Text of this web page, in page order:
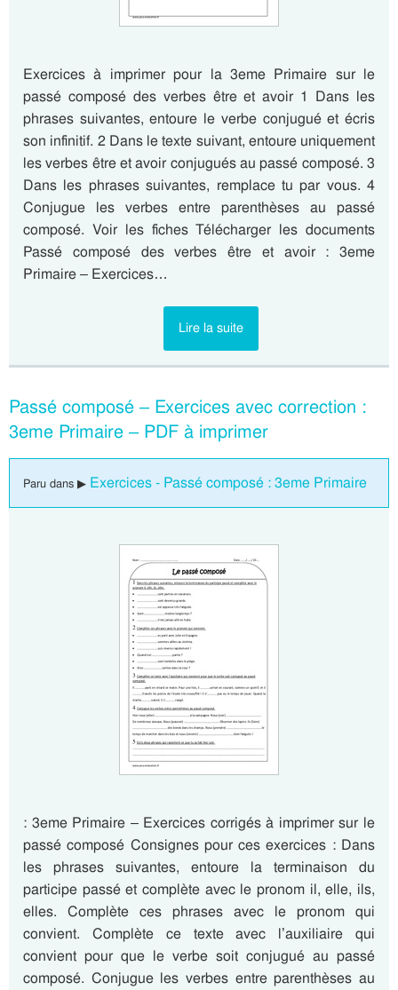
Exercices à imprimer pour la 3eme Primaire sur le
passé composé des verbes être et avoir 1 Dans les
phrases suivantes, entoure le verbe conjugué et écris
son infinitif. 2 Dans le texte suivant, entoure uniquement
les verbes être et avoir conjugués au passé composé. 3
Dans les phrases suivantes, remplace tu par vous. 4
Conjugue les verbes entre parenthèses au passé
composé. Voir les fiches Télécharger les documents
Passé composé des verbes être et avoir : 3eme
Primaire – Exercices…
Lire la suite
Passé composé – Exercices avec correction :
3eme Primaire – PDF à imprimer
Paru dans ▶ Exercices - Passé composé : 3eme Primaire
: 3eme Primaire – Exercices corrigés à imprimer sur le
passé composé Consignes pour ces exercices : Dans
les phrases suivantes, entoure la terminaison du
participe passé et complète avec le pronom il, elle, ils,
elles. Complète ces phrases avec le pronom qui
convient. Complète ce texte avec l’auxiliaire qui
convient pour que le verbe soit conjugué au passé
composé. Conjugue les verbes entre parenthèses au